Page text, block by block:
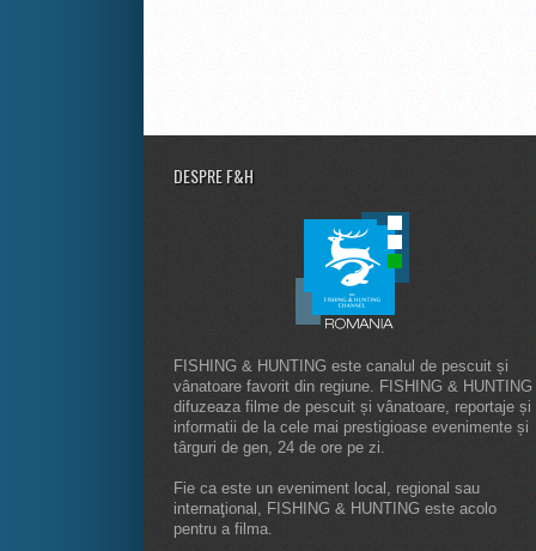
DESPRE F&H
FISHING & HUNTING este canalul de pescuit și
vânatoare favorit din regiune. FISHING & HUNTING
difuzeaza filme de pescuit și vânatoare, reportaje și
informatii de la cele mai prestigioase evenimente și
târguri de gen, 24 de ore pe zi.
Fie ca este un eveniment local, regional sau
internaţional, FISHING & HUNTING este acolo
pentru a filma.